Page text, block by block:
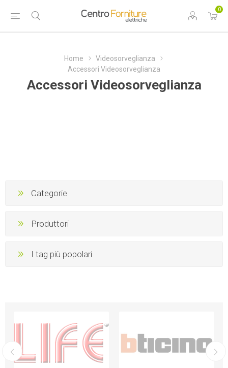
0
Home
Videosorveglianza
Accessori Videosorveglianza
Accessori Videosorveglianza
Categorie
Produttori
I tag più popolari